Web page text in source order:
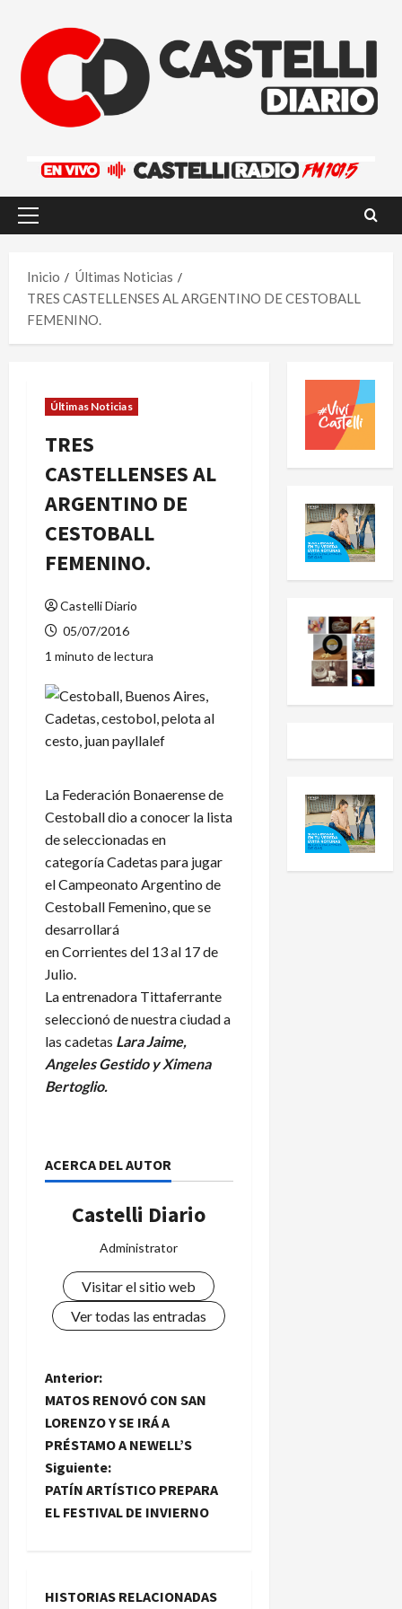
contenido
Menú
Inicio
Últimas Noticias
TRES CASTELLENSES AL ARGENTINO DE CESTOBALL
FEMENINO.
Últimas Noticias
TRES
CASTELLENSES AL
ARGENTINO DE
CESTOBALL
FEMENINO.
Castelli Diario
05/07/2016
1 minuto de lectura
La Federación Bonaerense de
Cestoball dio a conocer la lista
de seleccionadas en
categoría Cadetas para jugar
el Campeonato Argentino de
Cestoball Femenino, que se
desarrollará
en Corrientes del 13 al 17 de
Julio.
La entrenadora Tittaferrante
seleccionó de nuestra ciudad a
las cadetas Lara Jaime,
Angeles Gestido y Ximena
Bertoglio.
ACERCA DEL AUTOR
Castelli Diario
Administrator
Visitar el sitio web
Ver todas las entradas
N
a
v
e
Anterior:
MATOS RENOVÓ CON SAN
LORENZO Y SE IRÁ A
PRÉSTAMO A NEWELL’S
Siguiente:
PATÍN ARTÍSTICO PREPARA
EL FESTIVAL DE INVIERNO
HISTORIAS RELACIONADAS